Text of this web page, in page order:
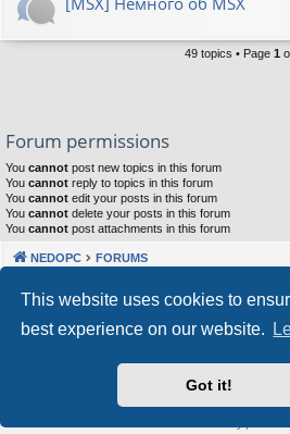
This website uses cookies to
best experience on our website.
Got it!
49 topics • Page 1
Forum permissions
You cannot post new topics in this forum
You cannot reply to topics in this forum
You cannot edit your posts in this forum
You cannot delete your posts in this forum
You cannot post attachments in this forum
NEDOPC FORUMS
Powered byphpBB® Forum
Our VPS Hosting By
This server is located in
Server admin: